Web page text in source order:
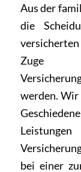
Aus der
die
Zuge
werden. Wir
bei einer